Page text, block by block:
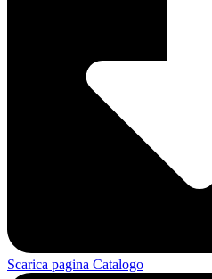
Scarica pagina Catalogo